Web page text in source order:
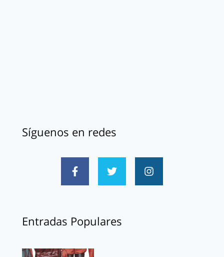
Síguenos en redes
Entradas Populares